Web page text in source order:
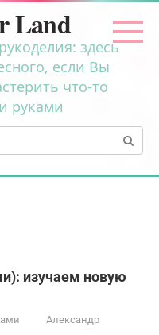
Land
здесь
если Вы
что-то
руками
изучаем новую
Александр